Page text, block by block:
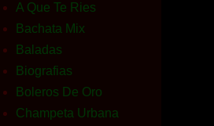
A Que Te Ries
Bachata Mix
Baladas
Biografias
Boleros De Oro
Champeta Urbana